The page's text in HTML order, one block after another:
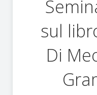
sul
Di